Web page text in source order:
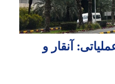
آنقار و